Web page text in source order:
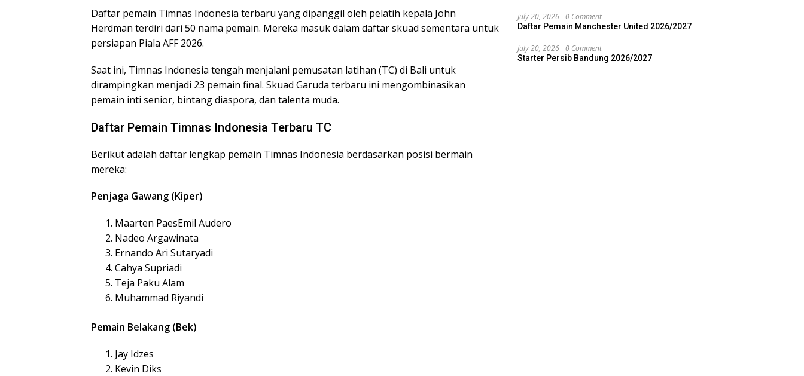
Daftar pemain Timnas Indonesia terbaru yang dipanggil oleh pelatih kepala John
Herdman terdiri dari 50 nama pemain. Mereka masuk dalam daftar skuad sementara untuk
persiapan Piala AFF 2026.
Saat ini, Timnas Indonesia tengah menjalani pemusatan latihan (TC) di Bali untuk
dirampingkan menjadi 23 pemain final. Skuad Garuda terbaru ini mengombinasikan
pemain inti senior, bintang diaspora, dan talenta muda.
Daftar Pemain Timnas Indonesia Terbaru TC
Berikut adalah daftar lengkap pemain Timnas Indonesia berdasarkan posisi bermain
mereka:
Penjaga Gawang (Kiper)
Maarten PaesEmil Audero
Nadeo Argawinata
Ernando Ari Sutaryadi
Cahya Supriadi
Teja Paku Alam
Muhammad Riyandi
Pemain Belakang (Bek)
Jay Idzes
Kevin Diks
July 20, 2026 0 Comment
Daftar Pemain Manchester United 2026/2027
July 20, 2026 0 Comment
Starter Persib Bandung 2026/2027